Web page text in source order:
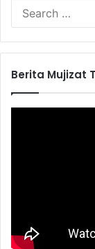
Berita Mujizat